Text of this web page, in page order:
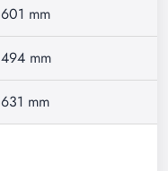
601 mm
494 mm
631 mm